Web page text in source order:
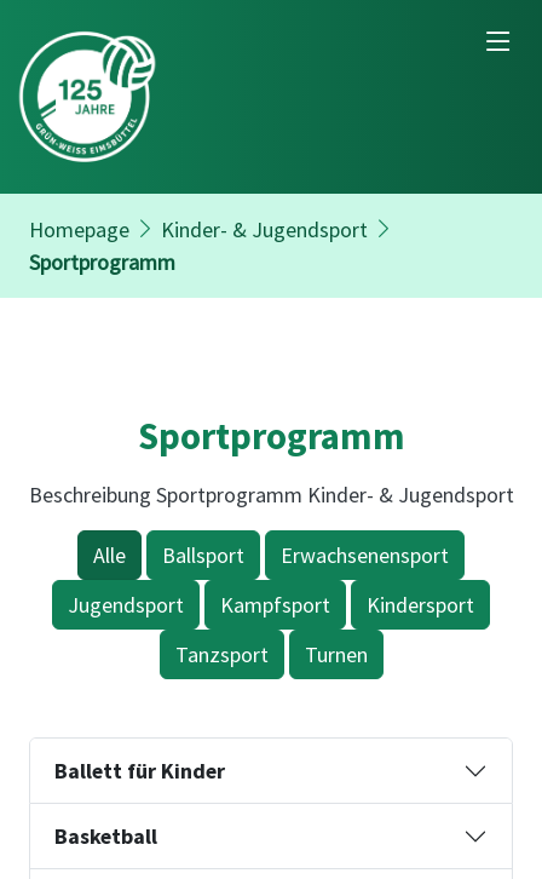
Homepage
Kinder- & Jugendsport
Sportprogramm
Sportprogramm
Beschreibung Sportprogramm Kinder- & Jugendsport
Alle Ballsport
Erwachsenensport
Jugendsport
Kampfsport
Kindersport
Tanzsport
Turnen
Ballett für Kinder
Basketball